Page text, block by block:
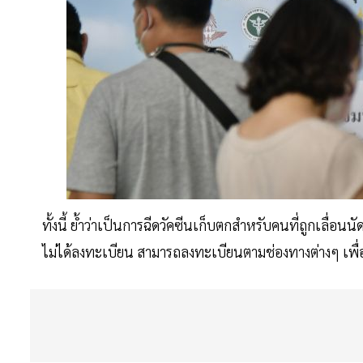
ทั้งนี้ ย้ำว่าเป็นการฉีดวัคซีนเก็บตกสำหรับคนที่ถูกเลื่อนนั
ไม่ได้ลงทะเบียน สามารถลงทะเบียนตามช่องทางต่างๆ